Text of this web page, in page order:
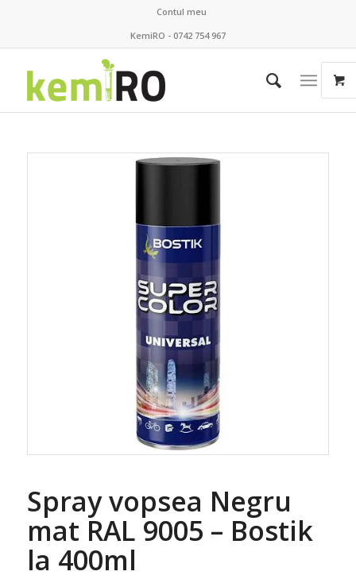
Contul meu
KemiRO - 0742 754 967
Spray vopsea Negru
mat RAL 9005 – Bostik
la 400ml